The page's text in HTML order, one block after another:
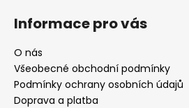
Informace pro vás
O nás
Všeobecné obchodní podmínky
Podmínky ochrany osobních údajů
Doprava a platba